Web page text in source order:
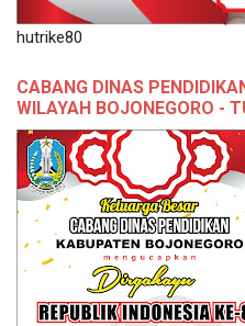
hutrike80
CABANG DINAS
WILAYAH BOJONEGORO -